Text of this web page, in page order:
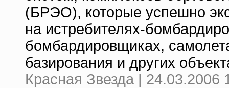
(БРЭО), которые успешно
на истребителях-
бомбардировщиках,
базирования и других
Красная Звезда | 24.03.2006